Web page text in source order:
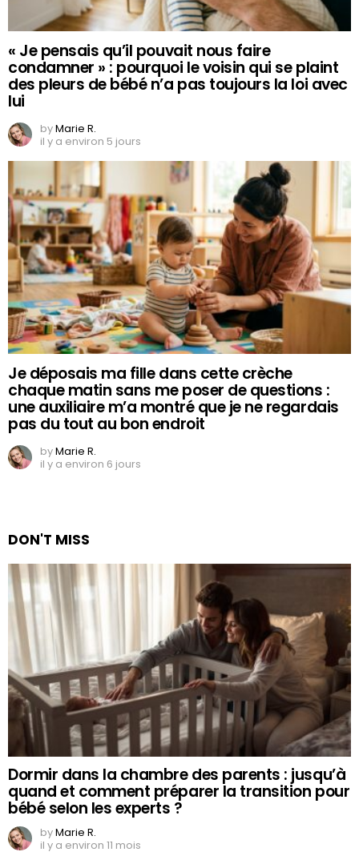
« Je pensais qu’il pouvait nous faire
condamner » : pourquoi le voisin qui se plaint
des pleurs de bébé n’a pas toujours la loi avec
lui
byMarie R.
il y a environ 5 jours
Je déposais ma fille dans cette crèche
chaque matin sans me poser de questions :
une auxiliaire m’a montré que je ne regardais
pas du tout au bon endroit
byMarie R.
il y a environ 6 jours
DON'T MISS
Dormir dans la chambre des parents : jusqu’à
quand et comment préparer la transition pour
bébé selon les experts ?
byMarie R.
il y a environ 11 mois